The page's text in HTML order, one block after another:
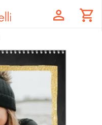
profile shopping_cart